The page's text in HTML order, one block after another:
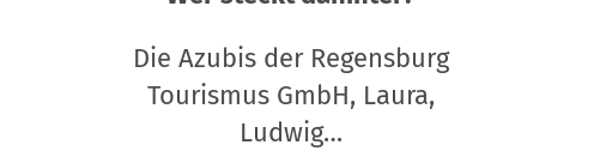
Die Azubis der Regensburg
Tourismus GmbH, Laura,
Ludwig…